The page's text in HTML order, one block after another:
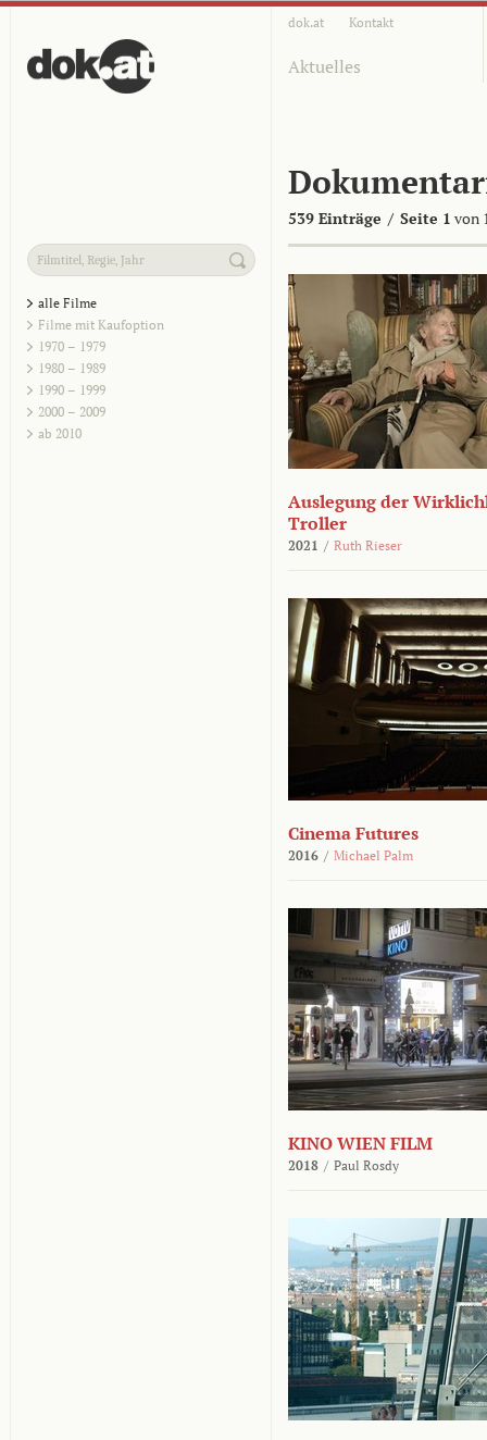
dok.at Kontakt
Aktuelles
539 Einträge / Seite 1 von
alle Filme
Filme mit Kaufoption
1970 – 1979
1980 – 1989
1990 – 1999
2000 – 2009
ab 2010
Auslegung der
Troller
2021 / Ruth Rieser
Cinema Futures
2016 / Michael Palm
KINO WIEN FILM
2018 / Paul Rosdy